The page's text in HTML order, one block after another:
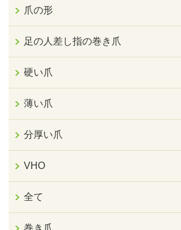
爪の形
足の人差し指の巻き爪
硬い爪
薄い爪
分厚い爪
VHO
全て
巻き爪